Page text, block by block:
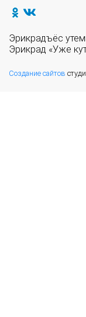
Эрикрадъёс
Эрикрад «Уже
Создание сайтов